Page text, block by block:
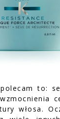
to:
włosa.